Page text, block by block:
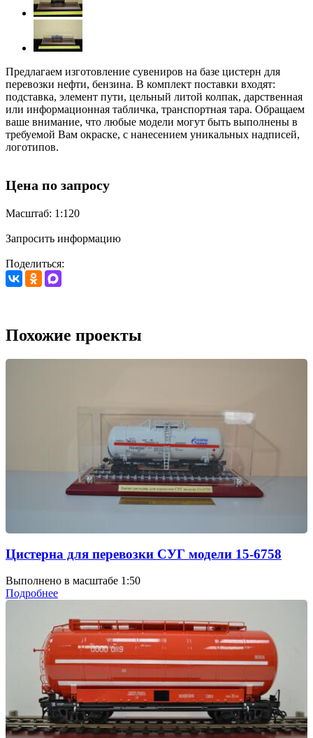
Предлагаем изготовление сувениров на базе цистерн для
перевозки нефти, бензина. В комплект поставки входят:
подставка, элемент пути, цельный литой колпак, дарственная
или информационная табличка, транспортная тара. Обращаем
ваше внимание, что любые модели могут быть выполнены в
требуемой Вам окраске, с нанесением уникальных надписей,
логотипов.
Цена по запросу
Масштаб: 1:120
Запросить информацию
Поделиться:
Похожие проекты
Цистерна для перевозки СУГ модели 15-6758
Выполнено в масштабе 1:50
Подробнее